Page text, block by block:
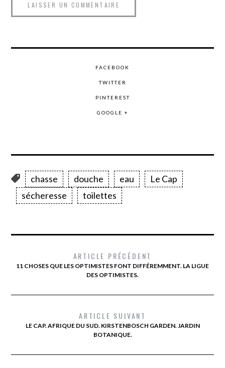
FACEBOOK
TWITTER
PINTEREST
GOOGLE +
chasse douche eau
Le Cap
sécheresse
toilettes
ARTICLE PRÉCÉDENT
11 CHOSES QUE LES OPTIMISTES FONT DIFFÉREMMENT. LA LIGUE
DES OPTIMISTES.
ARTICLE SUIVANT
LE CAP. AFRIQUE DU SUD. KIRSTENBOSCH GARDEN. JARDIN
BOTANIQUE.